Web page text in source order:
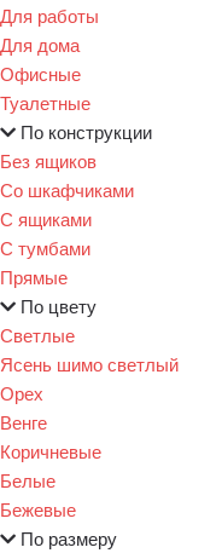
Для работы
Для дома
Офисные
Туалетные
По конструкции
Без ящиков
Со шкафчиками
С ящиками
С тумбами
Прямые
По цвету
Светлые
Ясень шимо светлый
Орех
Венге
Коричневые
Белые
Бежевые
По размеру